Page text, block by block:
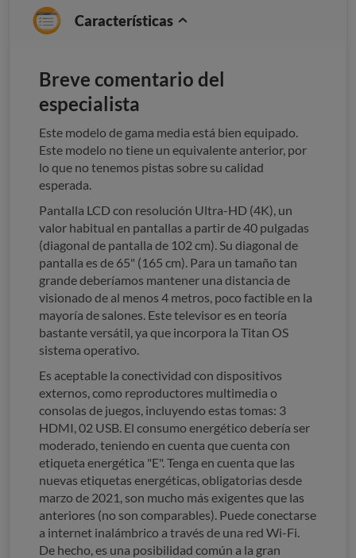
Características
Breve comentario del
especialista
Este modelo de gama media está bien equipado.
Este modelo no tiene un equivalente anterior, por
lo que no tenemos pistas sobre su calidad
esperada.
Pantalla LCD con resolución Ultra-HD (4K), un
valor habitual en pantallas a partir de 40 pulgadas
(diagonal de pantalla de 102 cm). Su diagonal de
pantalla es de 65" (165 cm). Para un tamaño tan
grande deberíamos mantener una distancia de
visionado de al menos 4 metros, poco factible en la
mayoría de salones. Este televisor es en teoría
bastante versátil, ya que incorpora la Titan OS
sistema operativo.
Es aceptable la conectividad con dispositivos
externos, como reproductores multimedia o
consolas de juegos, incluyendo estas tomas: 3
HDMI, 02 USB. El consumo energético debería ser
moderado, teniendo en cuenta que cuenta con
etiqueta energética "E". Tenga en cuenta que las
nuevas etiquetas energéticas, obligatorias desde
marzo de 2021, son mucho más exigentes que las
anteriores (no son comparables). Puede conectarse
a internet inalámbrico a través de una red Wi-Fi.
De hecho, es una posibilidad común a la gran